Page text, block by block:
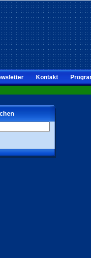
Kontakt